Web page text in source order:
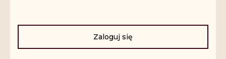
Zaloguj się